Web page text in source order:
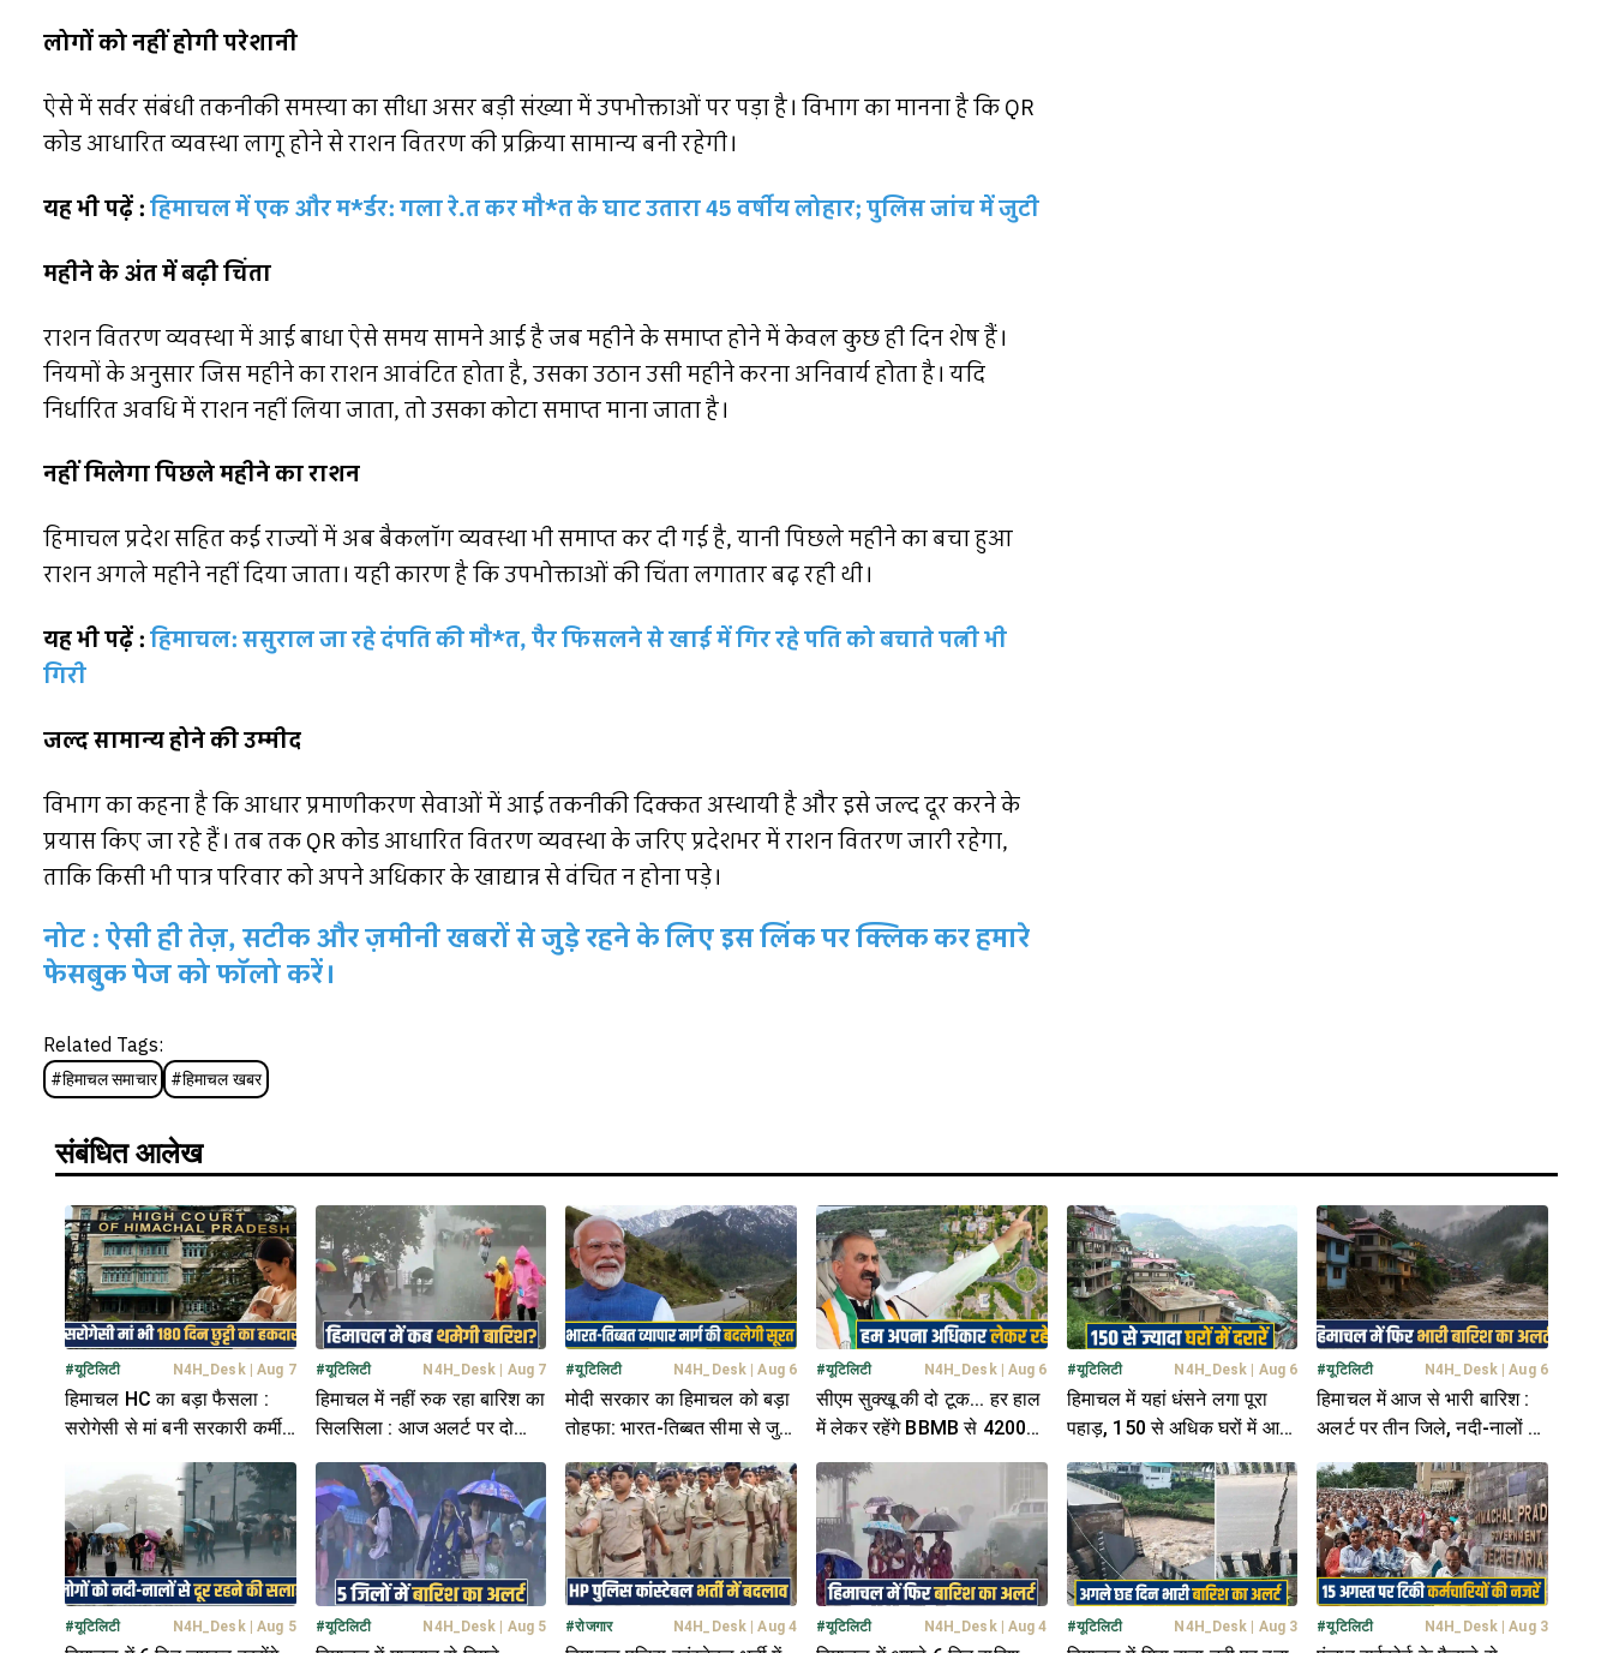
लोगों को नहीं होगी परेशानी
ऐसे में सर्वर संबंधी तकनीकी समस्या का सीधा असर बड़ी संख्या में उपभोक्ताओं पर पड़ा है। विभाग का मानना है कि QR
कोड आधारित व्यवस्था लागू होने से राशन वितरण की प्रक्रिया सामान्य बनी रहेगी।
यह भी पढ़ें :हिमाचल में एक और म*र्डर: गला रे.त कर मौ*त के घाट उतारा 45 वर्षीय लोहार; पुलिस जांच में जुटी
महीने के अंत में बढ़ी चिंता
राशन वितरण व्यवस्था में आई बाधा ऐसे समय सामने आई है जब महीने के समाप्त होने में केवल कुछ ही दिन शेष हैं।
नियमों के अनुसार जिस महीने का राशन आवंटित होता है, उसका उठान उसी महीने करना अनिवार्य होता है। यदि
निर्धारित अवधि में राशन नहीं लिया जाता, तो उसका कोटा समाप्त माना जाता है।
नहीं मिलेगा पिछले महीने का राशन
हिमाचल प्रदेश सहित कई राज्यों में अब बैकलॉग व्यवस्था भी समाप्त कर दी गई है, यानी पिछले महीने का बचा हुआ
राशन अगले महीने नहीं दिया जाता। यही कारण है कि उपभोक्ताओं की चिंता लगातार बढ़ रही थी।
यह भी पढ़ें :हिमाचल: ससुराल जा रहे दंपति की मौ*त, पैर फिसलने से खाई में गिर रहे पति को बचाते पत्नी भी
गिरी
जल्द सामान्य होने की उम्मीद
विभाग का कहना है कि आधार प्रमाणीकरण सेवाओं में आई तकनीकी दिक्कत अस्थायी है और इसे जल्द दूर करने के
प्रयास किए जा रहे हैं। तब तक QR कोड आधारित वितरण व्यवस्था के जरिए प्रदेशभर में राशन वितरण जारी रहेगा,
ताकि किसी भी पात्र परिवार को अपने अधिकार के खाद्यान्न से वंचित न होना पड़े।
नोट : ऐसी ही तेज़, सटीक और ज़मीनी खबरों से जुड़े रहने के लिए इस लिंक पर क्लिक कर हमारे
फेसबुक पेज को फॉलो करें।
Related Tags:
#हिमाचल समाचार #हिमाचल खबर
संबंधित आलेख
#यूटिलिटी N4H_Desk| Aug 7
हिमाचल HC का बड़ा फैसला :
सरोगेसी से मां बनी सरकारी कर्मी
को भी 180 दिन की छुट्टी का हक
#यूटिलिटी N4H_Desk Aug 7
हिमाचल में नहीं रुक रहा बारिश का
सिलसिला : आज अलर्ट पर दो
जिले, जानें मौसम अपडेट
#यूटिलिटी N4H_Desk Aug 6
मोदी सरकार का हिमाचल को बड़ा
तोहफा: भारत-तिब्बत सीमा से जुड़े
180 किमी NH की बदलेगी तस्वीर
#यूटिलिटी N4H_Desk| Aug 6
सीएम सुक्खू की दो टूक... हर हाल
में लेकर रहेंगे BBMB से 4200
करोड़ और चंडीगढ़ में अपना
हिस्सा
#यूटिलिटी N4H_Desk Aug 6
हिमाचल में यहां धंसने लगा पूरा
पहाड़, 150 से अधिक घरों में आई
दरारें, डर के साये में ग्रामीण
#यूटिलिटी N4H_Desk Aug 6
हिमाचल में आज से भारी बारिश :
अलर्ट पर तीन जिले, नदी-नालों के
पास बने घरों को खतरा
#यूटिलिटी N4H_Desk| Aug 5 #यूटिलिटी N4H_Desk Aug 5 #रोजगार N4H_Desk Aug 4 #यूटिलिटी N4H_Desk| Aug 4 #यूटिलिटी N4H_Desk Aug 3 #यूटिलिटी N4H_Desk Aug 3